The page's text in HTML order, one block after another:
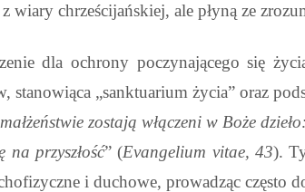
chrześcijańskiej, ale płyną ze
dla ochrony poczynającego się
stanowiąca „sanktuarium życia” oraz
zostają włączeni w Boże
przyszłość” (Evangelium vitae, 43).
i duchowe, prowadząc często